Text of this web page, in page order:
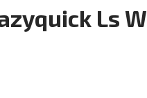
Ls W